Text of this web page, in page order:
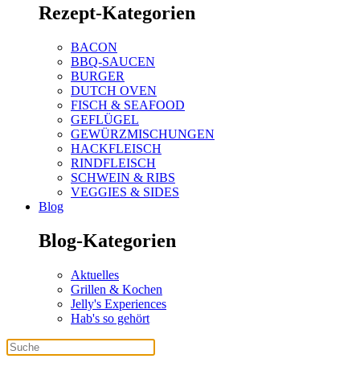
Rezept-Kategorien
BACON
BBQ-SAUCEN
BURGER
DUTCH OVEN
FISCH & SEAFOOD
GEFLÜGEL
GEWÜRZMISCHUNGEN
HACKFLEISCH
RINDFLEISCH
SCHWEIN & RIBS
VEGGIES & SIDES
Blog
Blog-Kategorien
Aktuelles
Grillen & Kochen
Jelly's Experiences
Hab's so gehört